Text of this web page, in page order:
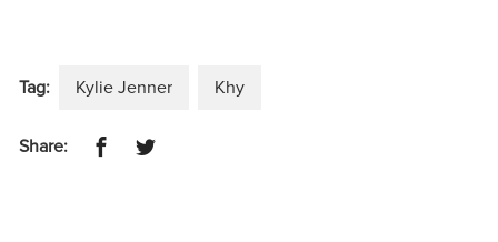
Tag: Kylie Jenner Khy
Share: